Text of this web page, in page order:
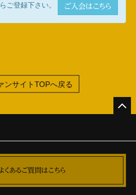
ご登録下さい。 ご入会はこちら
ンサイトTOPへ戻る
くあるご質問はこちら